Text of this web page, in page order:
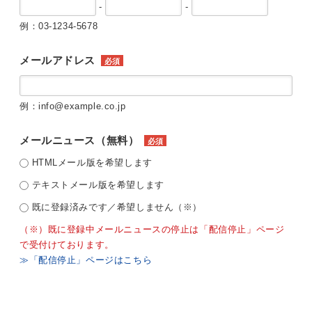
-
-
例：03-1234-5678
メールアドレス 必須
例：info@example.co.jp
メールニュース（無料） 必須
HTMLメール版を希望します
テキストメール版を希望します
既に登録済みです／希望しません（※）
（※）既に登録中メールニュースの停止は「配信停止」ページ
で受付けております。
≫「配信停止」ページはこちら